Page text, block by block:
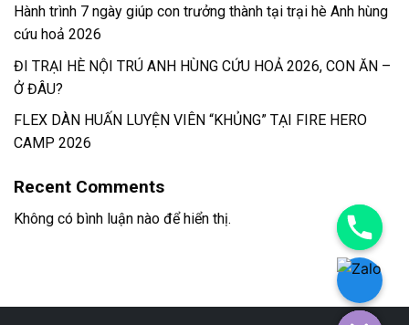
Hành trình 7 ngày giúp con trưởng thành tại trại hè Anh hùng
cứu hoả 2026
ĐI TRẠI HÈ NỘI TRÚ ANH HÙNG CỨU HOẢ 2026, CON ĂN –
Ở ĐÂU?
FLEX DÀN HUẤN LUYỆN VIÊN “KHỦNG” TẠI FIRE HERO
CAMP 2026
Recent Comments
Không có bình luận nào để hiển thị.